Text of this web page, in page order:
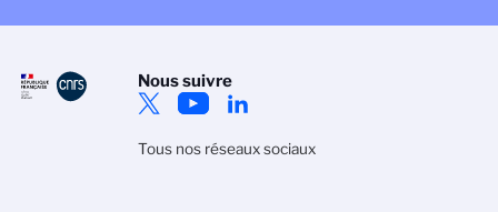
Nous suivre
Tous nos réseaux sociaux